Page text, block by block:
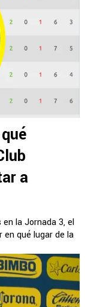
a
la Jornada 3, el
en qué lugar de la